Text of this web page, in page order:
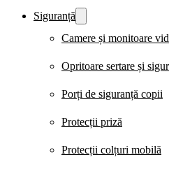
Siguranță
Camere și monitoare
Opritoare sertare și
Porți de siguranță copii
Protecții priză
Protecții colțuri mobilă